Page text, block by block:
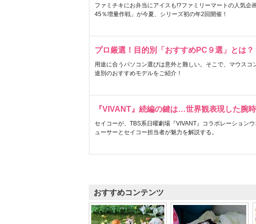
ファミチキにお弁当にアイスも!?ファミリーマートの人気企
45％増量作戦」が今夏、シリーズ初の年2回開催！
プロ厳選！目的別「おすすめPC９選」とは？
用途に合うパソコン選びは意外と難しい。そこで、マウスコ
途別のおすすめモデルをご紹介！
『VIVANT』続編の鍵は…世界観表現した腕
セイコーが、TBS系日曜劇場『VIVANT』コラボレーション
ューサーとセイコー担当者が魅力を解説する。
おすすめコンテンツ